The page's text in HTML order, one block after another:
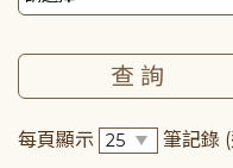
每頁顯示 筆記錄